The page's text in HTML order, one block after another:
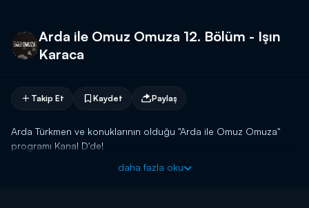
Arda ile Omuz Omuza 12. Bölüm - Işın
Karaca
Takip Et Kaydet Paylaş
Arda Türkmen ve konuklarının olduğu "Arda ile Omuz Omuza"
programı Kanal D'de!
daha fazla oku